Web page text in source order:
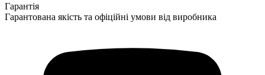
Гарантія
Гарантована якість та офіційні умови від виробника